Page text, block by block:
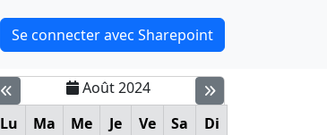
Se connecter avec Sharepoint
Août 2024
Lu
Ma Me Je Ve Sa
Di